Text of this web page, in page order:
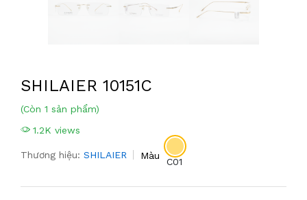
SHILAIER 10151C
(Còn 1 sản phẩm)
1.2K views
Thương hiệu: SHILAIER Màu
C01